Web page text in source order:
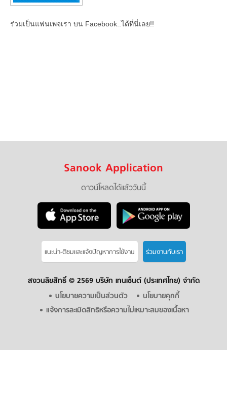
ร่วมเป็นแฟนเพจเรา บน Facebook..ได้ที่นี่เลย!!
Sanook Application
ดาวน์โหลดได้แล้ววันนี้
แนะนำ-ติชมเเละแจ้งปัญหาการใช้งาน ร่วมงานกับเรา
สงวนลิขสิทธิ์ © 2569 บริษัท เทนเซ็นต์ (ประเทศไทย) จำกัด
นโยบายความเป็นส่วนตัว
นโยบายคุกกี้
แจ้งการละเมิดสิทธิหรือความไม่เหมาะสมของเนื้อหา